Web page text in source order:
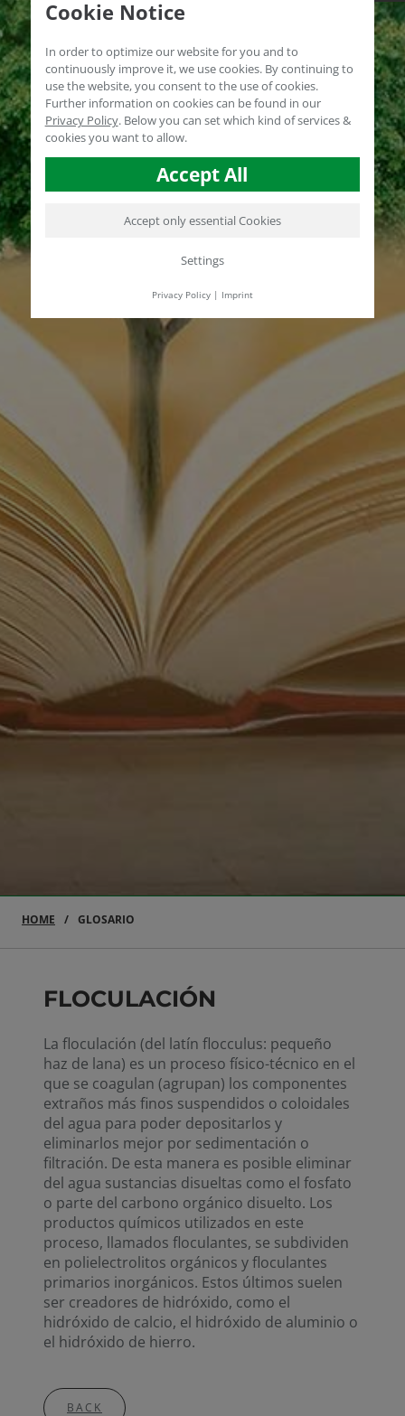
HOME GLOSARIO
FLOCULACIÓN
La floculación (del latín flocculus: pequeño
haz de lana) es un proceso físico-técnico en el
que se coagulan (agrupan) los componentes
extraños más finos suspendidos o coloidales
del agua para poder depositarlos y
eliminarlos mejor por sedimentación o
filtración. De esta manera es posible eliminar
del agua sustancias disueltas como el fosfato
o parte del carbono orgánico disuelto. Los
productos químicos utilizados en este
proceso, llamados floculantes, se subdividen
en polielectrolitos orgánicos y floculantes
primarios inorgánicos. Estos últimos suelen
ser creadores de hidróxido, como el
hidróxido de calcio, el hidróxido de aluminio o
el hidróxido de hierro.
BACK
Cookie Notice
In order to optimize our website for you and to
continuously improve it, we use cookies. By continuing to
use the website, you consent to the use of cookies.
Further information on cookies can be found in our
Privacy Policy. Below you can set which kind of services &
cookies you want to allow.
Accept All
Accept only essential Cookies
Settings
Privacy Policy| Imprint